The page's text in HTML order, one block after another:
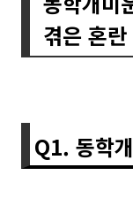
겪은 혼
Q1. 동학